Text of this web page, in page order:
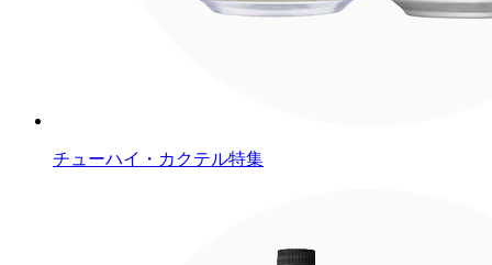
チューハイ・カクテル特集